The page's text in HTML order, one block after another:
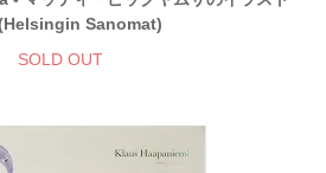
Sanomat)
SOLD OUT